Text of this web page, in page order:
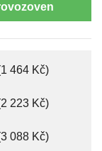
464 Kč)
223 Kč)
088 Kč)